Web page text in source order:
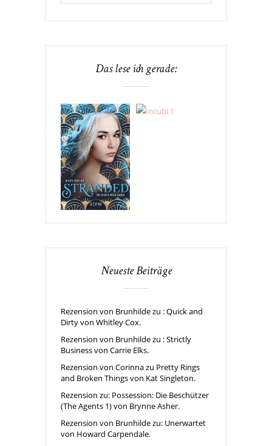
Das lese ich gerade:
Neueste Beiträge
Rezension von Brunhilde zu : Quick and
Dirty von Whitley Cox.
Rezension von Brunhilde zu : Strictly
Business von Carrie Elks.
Rezension von Corinna zu Pretty Rings
and Broken Things von Kat Singleton.
Rezension zu: Possession: Die Beschützer
(The Agents 1) von Brynne Asher.
Rezension von Brunhilde zu: Unerwartet
von Howard Carpendale.